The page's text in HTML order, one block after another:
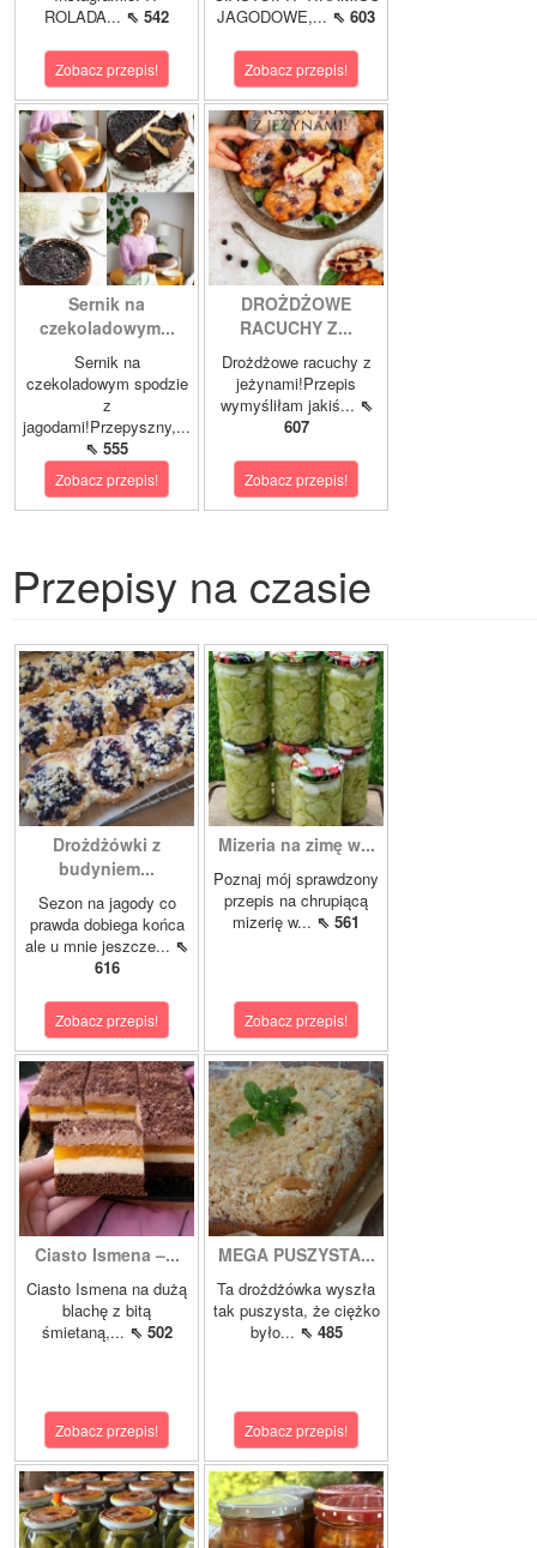
ROLADA... ⇖ 542
Zobacz przepis!
JAGODOWE,... ⇖ 603
Zobacz przepis!
Sernik na
czekoladowym...
Sernik na
czekoladowym spodzie
z
jagodami!Przepyszny,...
⇖ 555
Zobacz przepis!
DROŻDŻOWE
RACUCHY Z...
Drożdżowe racuchy z
jeżynami!Przepis
wymyśliłam jakiś... ⇖
607
Zobacz przepis!
Przepisy na czasie
Drożdżówki z
budyniem...
Sezon na jagody co
prawda dobiega końca
ale u mnie jeszcze... ⇖
616
Zobacz przepis!
Mizeria na zimę w...
Poznaj mój sprawdzony
przepis na chrupiącą
mizerię w... ⇖ 561
Zobacz przepis!
Ciasto Ismena –...
Ciasto Ismena na dużą
blachę z bitą
śmietaną,... ⇖ 502
Zobacz przepis!
MEGA PUSZYSTA...
Ta drożdżówka wyszła
tak puszysta, że ciężko
było... ⇖ 485
Zobacz przepis!